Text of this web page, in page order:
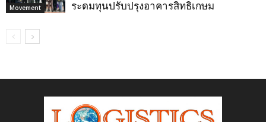
Movement
ระดมทุนปรับปรุงอาคารสิทธิเกษม